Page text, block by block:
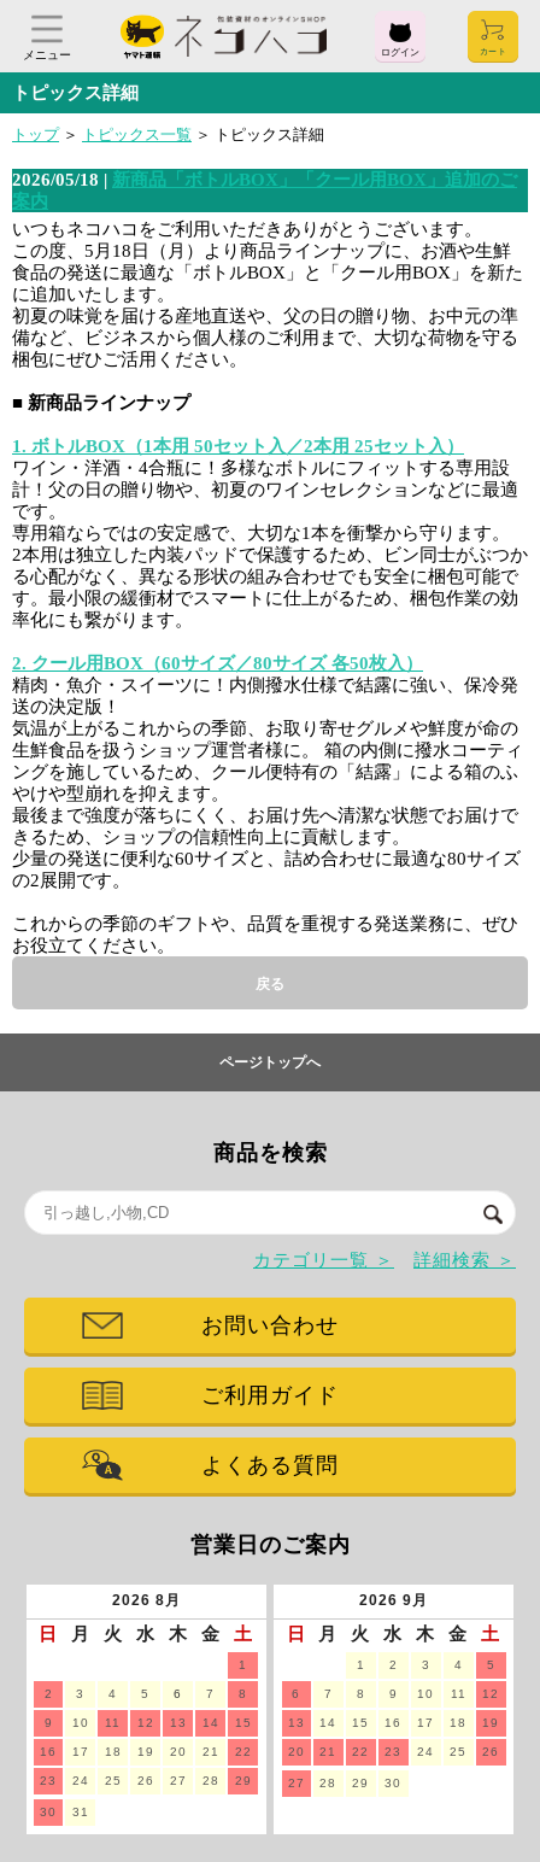
メニュー ログイン
ログイン お気に入り 閲覧履歴 見積履歴 購入履歴
お問い合わせ
ご利用ガイド
よくある質問
ヤマト運輸株式会社
〒104-8125
東京都中央区銀座2-16-10
会社概要
特定商取引法について
利用規約
個人情報保護ポリシー
サイトマップ
お知らせ一覧
トピックス詳細
トップ＞ トピックス一覧 ＞ トピックス詳細
2026/05/18 | 新商品「ボトルBOX」「クール用BOX」追加のご
案内
いつもネコハコをご利用いただきありがとうございます。
この度、5月18日（月）より商品ラインナップに、お酒や生鮮
食品の発送に最適な「ボトルBOX」と「クール用BOX」を新た
に追加いたします。
初夏の味覚を届ける産地直送や、父の日の贈り物、お中元の準
備など、ビジネスから個人様のご利用まで、大切な荷物を守る
梱包にぜひご活用ください。
■ 新商品ラインナップ
1. ボトルBOX（1本用 50セット入／2本用 25セット入）
ワイン・洋酒・4合瓶に！多様なボトルにフィットする専用設
計！父の日の贈り物や、初夏のワインセレクションなどに最適
です。
専用箱ならではの安定感で、大切な1本を衝撃から守ります。
2本用は独立した内装パッドで保護するため、ビン同士がぶつか
る心配がなく、異なる形状の組み合わせでも安全に梱包可能で
す。最小限の緩衝材でスマートに仕上がるため、梱包作業の効
率化にも繋がります。
2. クール用BOX（60サイズ／80サイズ 各50枚入）
精肉・魚介・スイーツに！内側撥水仕様で結露に強い、保冷発
送の決定版！
気温が上がるこれからの季節、お取り寄せグルメや鮮度が命の
生鮮食品を扱うショップ運営者様に。 箱の内側に撥水コーティ
ングを施しているため、クール便特有の「結露」による箱のふ
やけや型崩れを抑えます。
最後まで強度が落ちにくく、お届け先へ清潔な状態でお届けで
きるため、ショップの信頼性向上に貢献します。
少量の発送に便利な60サイズと、詰め合わせに最適な80サイズ
の2展開です。
これからの季節のギフトや、品質を重視する発送業務に、ぜひ
お役立てください。
戻る
ページトップへ
商品を検索
カテゴリ一覧 ＞ 詳細検索 ＞
お問い合わせ
ご利用ガイド
よくある質問
営業日のご案内
2026 8月
日 月 火 水 木 金 土
1
2 3 4 5 6 7 8
9 10 11 12 13 14 15
16 17 18 19 20 21 22
23 24 25 26 27 28 29
30 31
2026 9月
日 月 火 水 木 金 土
1 2 3 4 5
6 7 8 9 10 11 12
13 14 15 16 17 18 19
20 21 22 23 24 25 26
27 28 29 30